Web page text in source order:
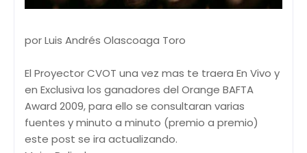
por Luis Andrés Olascoaga Toro
El Proyector CVOT una vez mas te traera En Vivo y
en Exclusiva los ganadores del Orange BAFTA
Award 2009, para ello se consultaran varias
fuentes y minuto a minuto (premio a premio)
este post se ira actualizando.